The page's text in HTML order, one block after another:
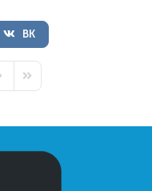
ВК
Page
Last Page